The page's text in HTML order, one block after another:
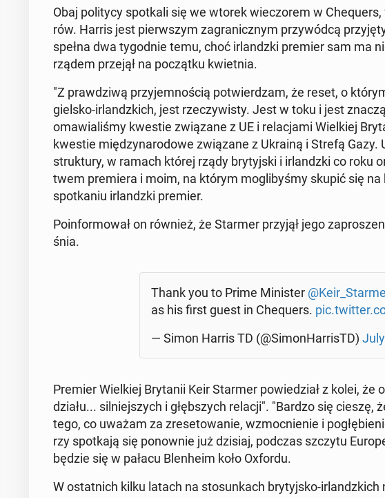
Obaj po­li­ty­cy spo­tka­li się we wtorek wie­czo­rem w
rów. Harris jest pierw­szym za­gra­nicz­nym przy­wód­cą
speł­na dwa ty­go­dnie temu, choć ir­landz­ki premier sam ma
rządem przejął na po­cząt­ku kwiet­nia.
"Z praw­dzi­wą przy­jem­no­ścią po­twier­dzam, że reset, o
giel­sko-ir­landz­kich, jest rze­czy­wi­sty. Jest w toku i jest
oma­wia­li­śmy kwestie zwią­za­ne z UE i re­la­cja­mi Wiel­kiej
kwestie mię­dzy­na­ro­do­we zwią­za­ne z Ukrainą i Strefą
struk­tu­ry, w ramach której rządy bry­tyj­ski i ir­landz­ki co roku
twem pre­mie­ra i moim, na którym mo­gli­by­śmy skupić się
spo­tka­niu ir­landz­ki premier.
Po­in­for­mo­wał on również, że Starmer przyjął jego
śnia.
Thank you to Prime Mi­ni­ster
as his first guest in Che­qu­ers.
— Simon Harris TD (@Si­mon­Har­ri­sTD)
Premier Wiel­kiej Bry­ta­nii Keir Starmer po­wie­dział z kolei,
dzia­łu... sil­niej­szych i głęb­szych relacji". "Bardzo się
tego, co uważam za zre­se­to­wa­nie, wzmoc­nie­nie i
rzy spo­tka­ją się po­now­nie już dzisiaj, podczas szczytu
bę­dzie się w pałacu Blen­he­im koło Oxfordu.
W ostat­nich kilku latach na sto­sun­kach bry­tyj­sko-ir­landz­kich